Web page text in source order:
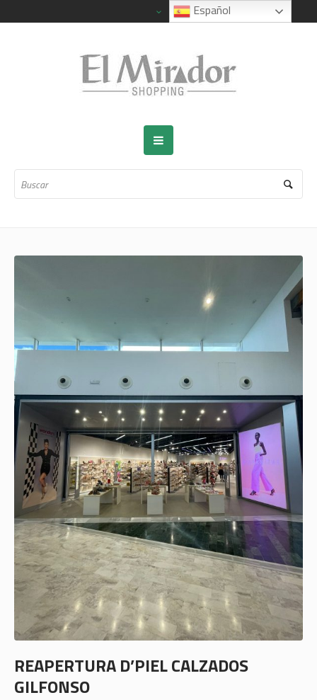
REAPERTURA D’PIEL CALZADOS
GILFONSO
Español